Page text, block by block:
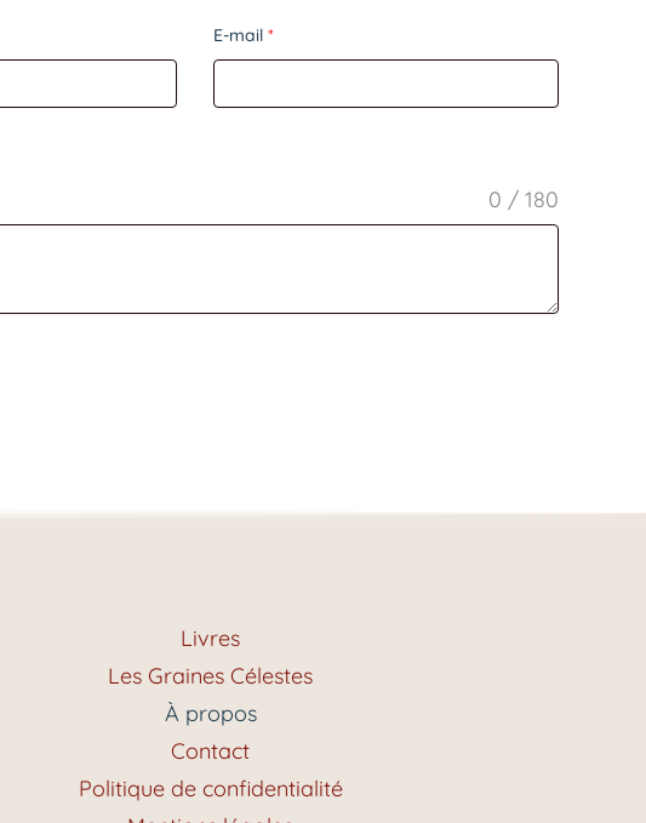
E-mail *
0 / 180
Livres
Les Graines Célestes
À propos
Contact
Politique de confidentialité